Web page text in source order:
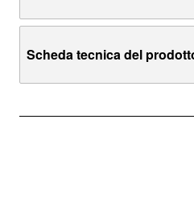
Scheda tecnica del